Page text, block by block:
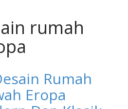
rumah
Rumah
Eropa